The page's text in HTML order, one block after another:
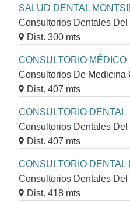
SALUD DENTAL
Consultorios Dentales
Dist. 300 mts
CONSULTORIO MÉDICO
Consultorios De Medicina
Dist. 407 mts
CONSULTORIO DENTAL
Consultorios Dentales
Dist. 407 mts
CONSULTORIO DENTAL
Consultorios Dentales
Dist. 418 mts